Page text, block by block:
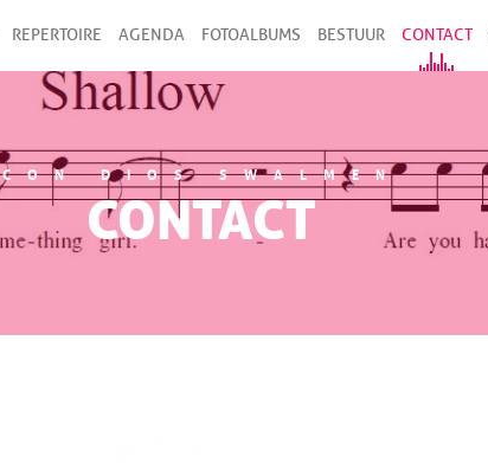
REPERTOIRE AGENDA FOTOALBUMS BESTUUR CONTACT
CON DIOS SWALMEN
CONTACT